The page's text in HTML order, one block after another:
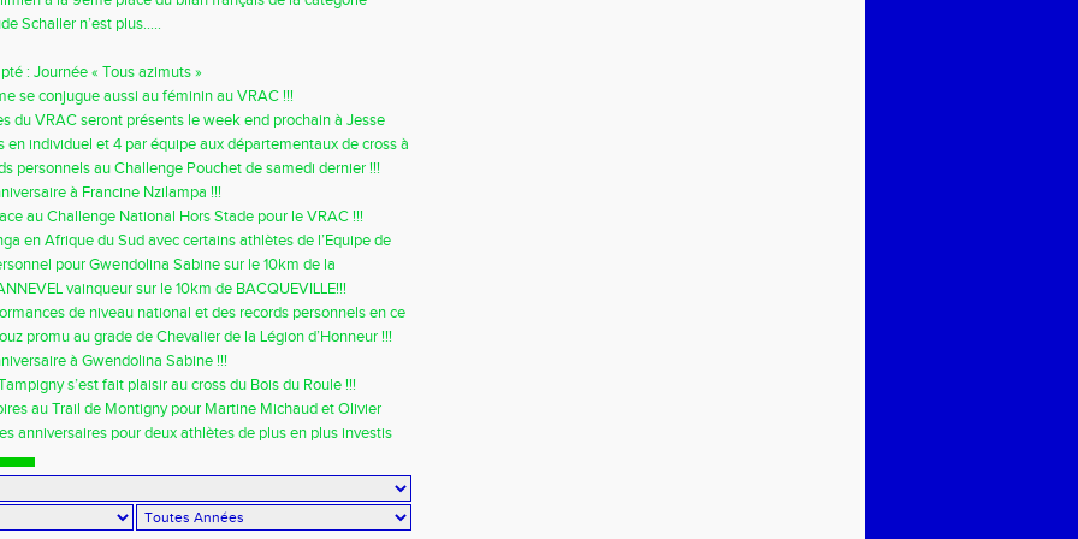
200m !!!
Schaller n’est plus…..
: Journée « Tous azimuts »
se conjugue aussi au féminin au VRAC !!!
du VRAC seront présents le week end prochain à Jesse
en individuel et 4 par équipe aux départementaux de cross à
personnels au Challenge Pouchet de samedi dernier !!!
à Francine Nzilampa !!!
au Challenge National Hors Stade pour le VRAC !!!
en Afrique du Sud avec certains athlètes de l’Equipe de
pour Gwendolina Sabine sur le 10km de la
vainqueur sur le 10km de BACQUEVILLE!!!
de niveau national et des records personnels en ce
2014 !!!
promu au grade de Chevalier de la Légion d’Honneur !!!
à Gwendolina Sabine !!!
s’est fait plaisir au cross du Bois du Roule !!!
au Trail de Montigny pour Martine Michaud et Olivier
anniversaires pour deux athlètes de plus en plus investis